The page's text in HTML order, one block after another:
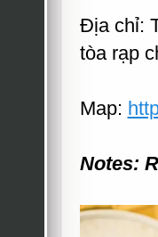
Địa chỉ:
tòa rạp
Map:
Notes: